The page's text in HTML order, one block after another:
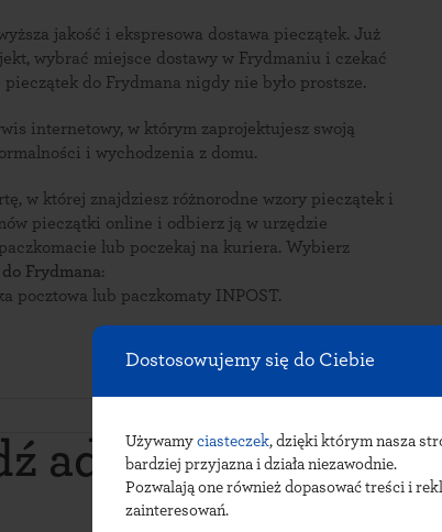
Dostosowujemy się do Ciebie
Używamy ciasteczek, dzięki którym nasza
bardziej przyjazna i działa niezawodnie.
Pozwalają one również dopasować treści i
zainteresowań.
jakość i ekspresowa dostawa pieczątek. Już
wybrać miejsce dostawy w Frydmaniu i czekać
pieczątek do Frydmana nigdy nie było prostsze.
i wychodzenia z domu.
w której znajdziesz różnorodne wzory pieczątek i
lub poczekaj na kuriera. Wybierz
do Frydmana:
pocztowa lub paczkomaty INPOST.
adresy